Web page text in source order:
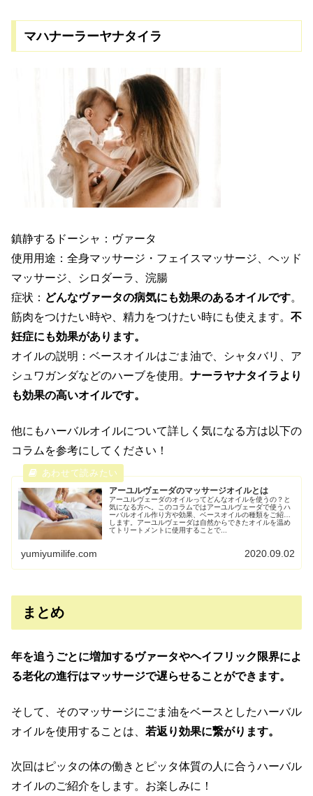
マハナーラーヤナタイラ
鎮静するドーシャ：ヴァータ
使用用途：全身マッサージ・フェイスマッサージ、ヘッド
マッサージ、シロダーラ、浣腸
症状： どんなヴァータの病気にも効果のあるオイルです。
筋肉をつけたい時や、精力をつけたい時にも使えます。 不
妊症にも効果があります。
オイルの説明：ベースオイルはごま油で、シャタバリ、ア
シュワガンダなどのハーブを使用。 ナーラヤナタイラより
も効果の高いオイルです。
他にもハーバルオイルについて詳しく気になる方は以下の
コラムを参考にしてください！
アーユルヴェーダのマッサージオイルとは
アーユルヴェーダのオイルってどんなオイルを使うの？と
気になる方へ。このコラムではアーユルヴェーダで使うハ
ーバルオイル作り方や効果、ベースオイルの種類をご紹介
します。アーユルヴェーダは自然からできたオイルを温め
てトリートメントに使用することで...
yumiyumilife.com 2020.09.02
まとめ
年を追うごとに増加するヴァータやヘイフリック限界によ
る老化の進行はマッサージで遅らせることができます。
そして、そのマッサージにごま油をベースとしたハーバル
オイルを使用することは、 若返り効果に繋がります。
次回はピッタの体の働きとピッタ体質の人に合うハーバル
オイルのご紹介をします。お楽しみに！